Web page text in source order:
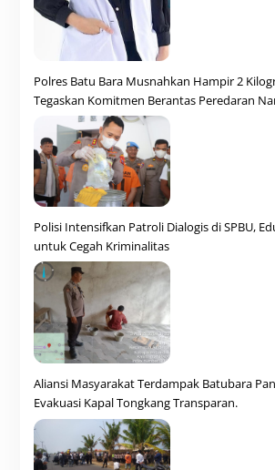
Polres Batu Bara Musnahkan Hampir 2
Tegaskan Komitmen Berantas Peredaran
Polisi Intensifkan Patroli Dialogis di SPBU,
untuk Cegah Kriminalitas
Aliansi Masyarakat Terdampak Batubara
Evakuasi Kapal Tongkang Transparan.